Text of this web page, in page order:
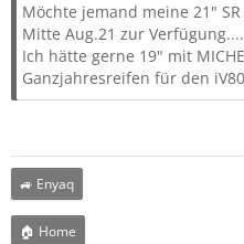
Möchte jemand meine 21"
Mitte Aug.21 zur Verfügung....
Ich hätte gerne 19" mit
Ganzjahresreifen für den
🚙 Enyaq
🏠 Home